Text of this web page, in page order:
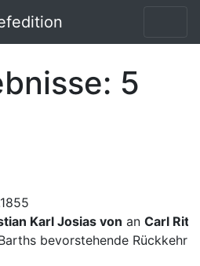
5
Karl Josias von an Carl
bevorstehende Rückkehr